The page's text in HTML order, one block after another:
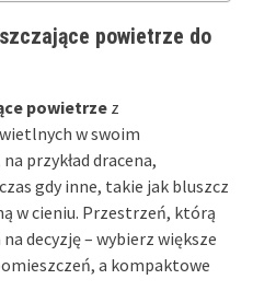
powietrze do
powietrze z
w swoim
przykład dracena,
gdy inne, takie jak bluszcz
w cieniu. Przestrzeń, którą
decyzję – wybierz większe
a kompaktowe